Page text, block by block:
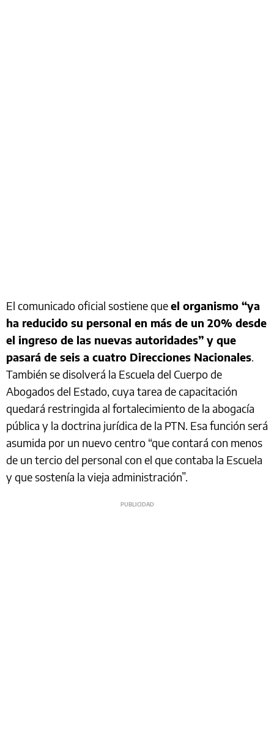
El comunicado oficial sostiene queel organismo “ya
ha reducido su personal en más de un 20% desde
el ingreso de las nuevas autoridades” y que
pasará de seis a cuatro Direcciones Nacionales.
También se disolverá la Escuela del Cuerpo de
Abogados del Estado, cuya tarea de capacitación
quedará restringida al fortalecimiento de la abogacía
pública y la doctrina jurídica de la PTN. Esa función será
asumida por un nuevo centro “que contará con menos
de un tercio del personal con el que contaba la Escuela
y que sostenía la vieja administración”.